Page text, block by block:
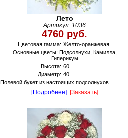
Лето
Артикул: 1036
4760 руб.
Цветовая гамма: Желто-оранжевая
Основные цветы: Подсолнухи, Камилла,
Гиперикум
Высота: 60
Диаметр: 40
Полевой букет из настоящих подсолнухов
[Подробнее] [Заказать]